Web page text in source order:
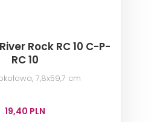
Rock RC 10 C-P-
RC 10
7,8x59,7 cm
19,40 PLN